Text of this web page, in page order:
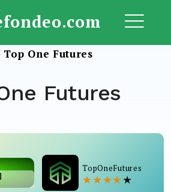
Top One Futures
Futures
TopOneFutures
★★★★★